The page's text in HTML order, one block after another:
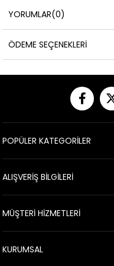
YORUMLAR(0)
ÖDEME SEÇENEKLERI
POPÜLER KATEGORİLER
ALIŞVERİŞ BİLGİLERİ
MÜŞTERİ HİZMETLERİ
KURUMSAL